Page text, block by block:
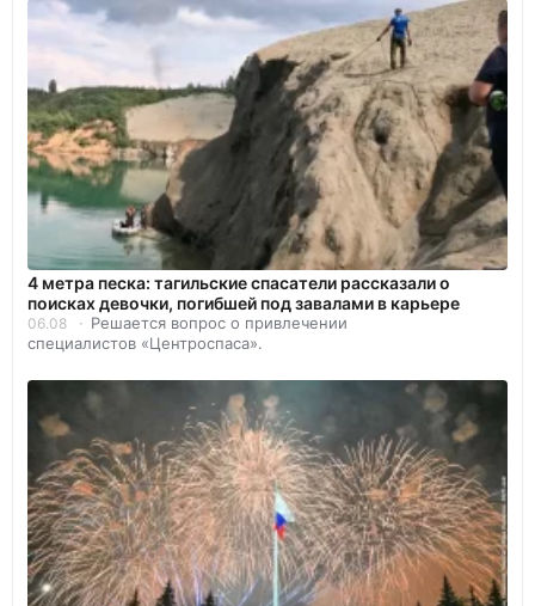
4 метра песка: тагильские спасатели рассказали о
поисках девочки, погибшей под завалами в карьере
06.08
Решается вопрос о привлечении
специалистов «Центроспаса».